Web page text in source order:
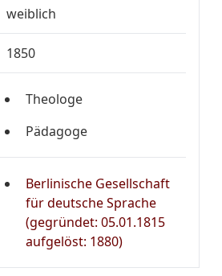
weiblich
1850
Theologe
Pädagoge
Berlinische Gesellschaft
für deutsche Sprache
(gegründet: 05.01.1815
aufgelöst: 1880)